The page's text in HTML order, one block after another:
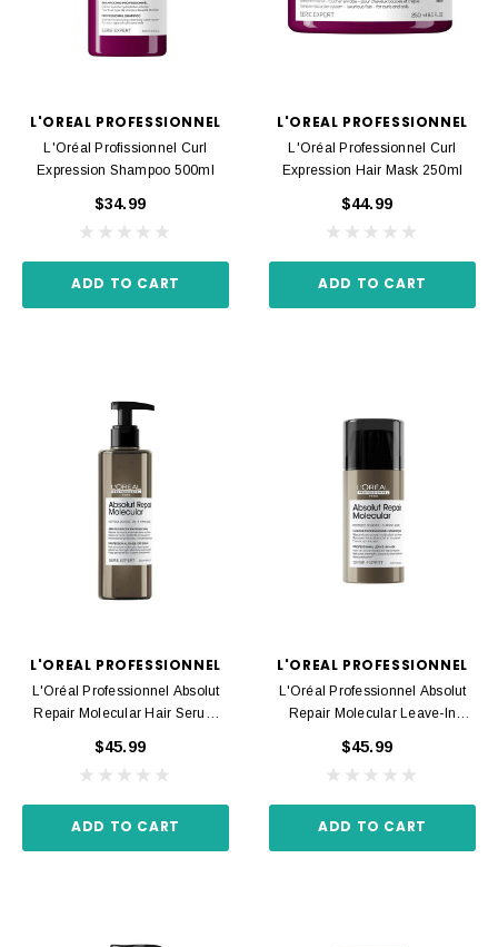
L'OREAL PROFESSIONNEL
L'Oréal Profissionnel Curl
Expression Shampoo 500ml
$34.99
ADD TO CART
L'OREAL PROFESSIONNEL
L'Oréal Professionnel Curl
Expression Hair Mask 250ml
$44.99
ADD TO CART
L'OREAL PROFESSIONNEL
L'Oréal Professionnel Absolut
Repair Molecular Hair Serum
$45.99
ADD TO CART
L'OREAL PROFESSIONNEL
L'Oréal Professionnel Absolut
Repair Molecular Leave-In
$45.99
ADD TO CART